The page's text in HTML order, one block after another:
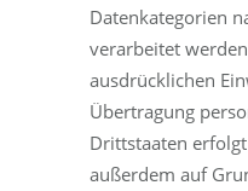
Datenkategorien
verarbeitet
ausdrücklichen
Übertragung
Drittstaaten
außerdem auf